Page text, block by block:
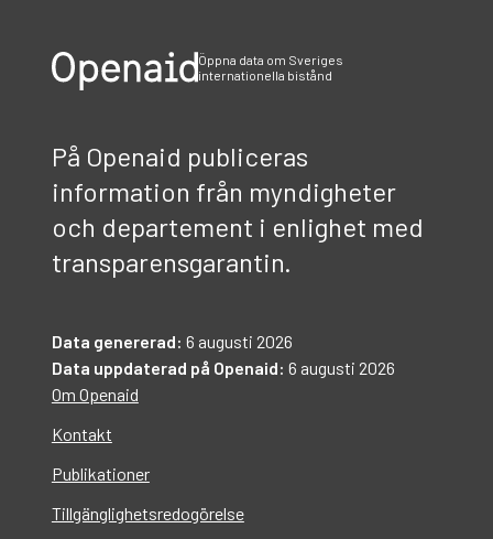
Öppna data om Sveriges
internationella bistånd
På Openaid publiceras
information från myndigheter
och departement i enlighet med
transparensgarantin.
Data genererad: 6 augusti 2026
Data uppdaterad på Openaid: 6 augusti 2026
Om Openaid
Kontakt
Publikationer
Tillgänglighetsredogörelse